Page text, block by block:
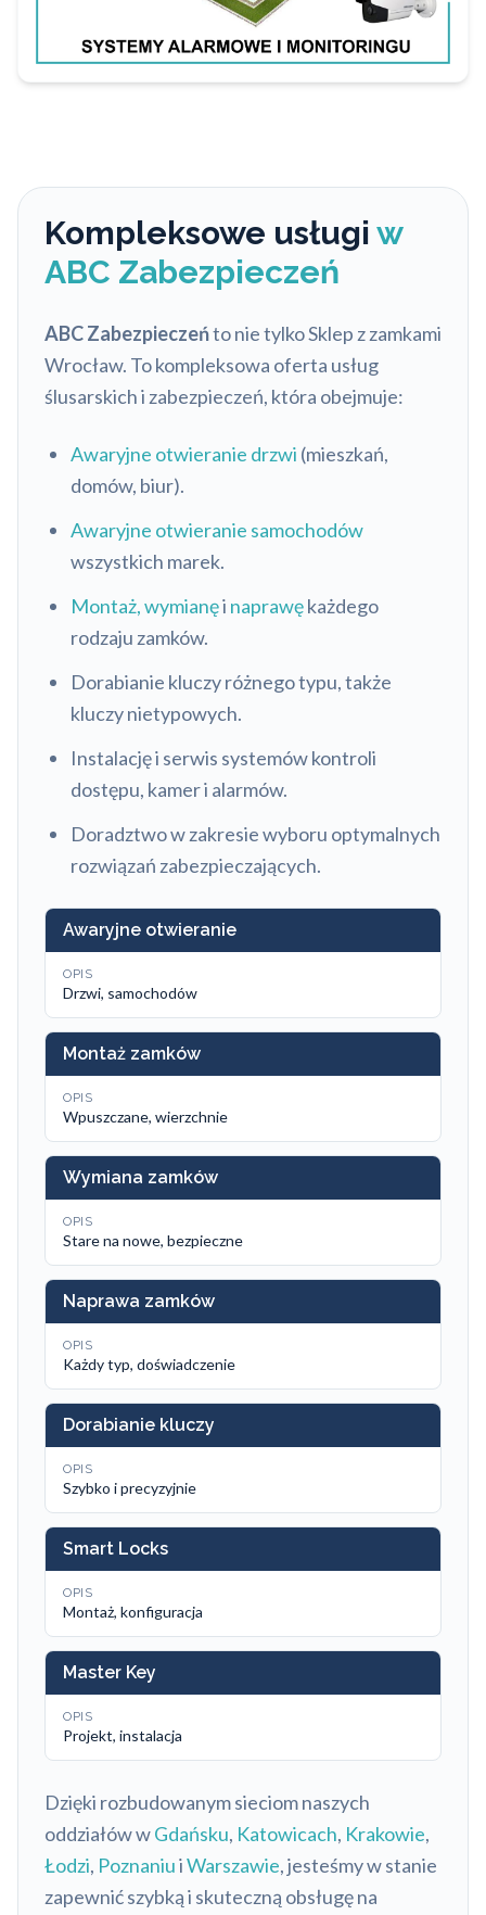
Kompleksowe usługi w
ABC Zabezpieczeń
ABC Zabezpieczeńto nie tylko Sklep z zamkami
Wrocław. To kompleksowa oferta usług
ślusarskich i zabezpieczeń, która obejmuje:
Awaryjne otwieranie drzwi (mieszkań,
domów, biur).
Awaryjne otwieranie samochodów
wszystkich marek.
Montaż, wymianęi naprawękażdego
rodzaju zamków.
Dorabianie kluczy różnego typu, także
kluczy nietypowych.
Instalację i serwis systemów kontroli
dostępu, kamer i alarmów.
Doradztwo w zakresie wyboru optymalnych
rozwiązań zabezpieczających.
Awaryjne otwieranie
OPIS
Drzwi, samochodów
Montaż zamków
OPIS
Wpuszczane, wierzchnie
Wymiana zamków
OPIS
Stare na nowe, bezpieczne
Naprawa zamków
OPIS
Każdy typ, doświadczenie
Dorabianie kluczy
OPIS
Szybko i precyzyjnie
Smart Locks
OPIS
Montaż, konfiguracja
Master Key
OPIS
Projekt, instalacja
Dzięki rozbudowanym sieciom naszych
oddziałów wGdańsku, Katowicach, Krakowie,
Łodzi, PoznaniuiWarszawie, jesteśmy w stanie
zapewnić szybką i skuteczną obsługę na